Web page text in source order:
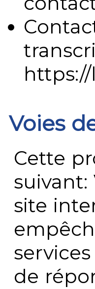
Voies
Cette
suivant:
site
de